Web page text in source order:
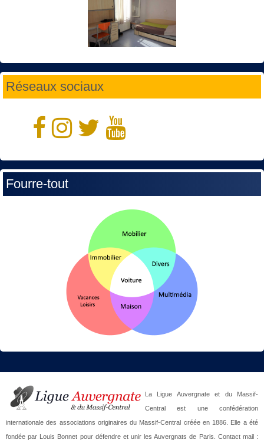
Réseaux sociaux
Fourre-tout
La Ligue Auvergnate et du Massif-
Central est une confédération
internationale des associations originaires du Massif-Central créée en 1886. Elle a été
fondée par Louis Bonnet pour défendre et unir les Auvergnats de Paris. Contact mail :